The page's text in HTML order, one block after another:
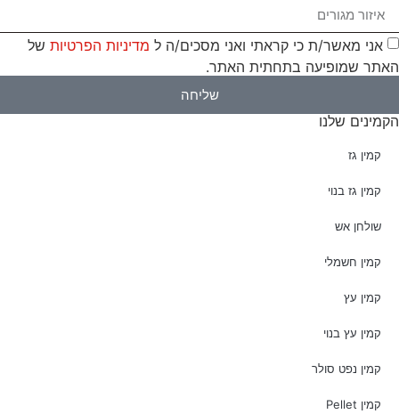
אני מאשר/ת כי קראתי ואני מסכים/ה ל מדיניות הפרטיות של
האתר שמופיעה בתחתית האתר.
שליחה
הקמינים שלנו
קמין גז
קמין גז בנוי
שולחן אש
קמין חשמלי
קמין עץ
קמין עץ בנוי
קמין נפט סולר
קמין Pellet